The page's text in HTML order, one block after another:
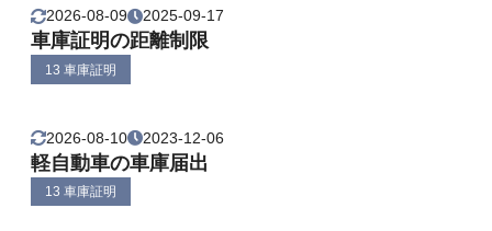
2026-08-09 2025-09-17
車庫証明の距離制限
13 車庫証明
2026-08-10 2023-12-06
軽自動車の車庫届出
13 車庫証明